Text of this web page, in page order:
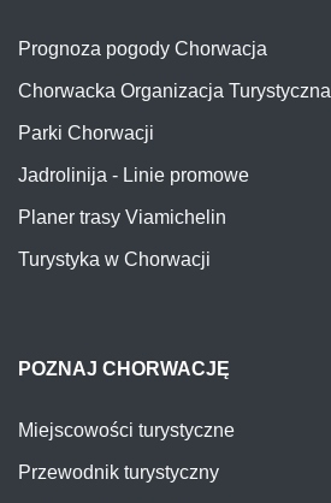
Prognoza pogody Chorwacja
Chorwacka Organizacja Turystyczna
Parki Chorwacji
Jadrolinija - Linie promowe
Planer trasy Viamichelin
Turystyka w Chorwacji
POZNAJ CHORWACJĘ
Miejscowości turystyczne
Przewodnik turystyczny